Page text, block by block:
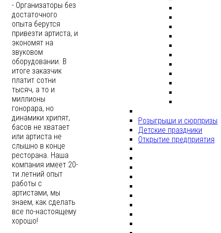
Розыгрыши и сюрпризы
Детские праздники
Открытие предприятия
- Организаторы без
достаточного
опыта берутся
привезти артиста, и
экономят на
звуковом
оборудовании. В
итоге заказчик
платит сотни
тысяч, а то и
миллионы
гонорара, но
динамики хрипят,
басов не хватает
или артиста не
слышно в конце
ресторана. Наша
компания имеет 20-
ти летний опыт
работы с
артистами, мы
знаем, как сделать
все по-настоящему
хорошо!